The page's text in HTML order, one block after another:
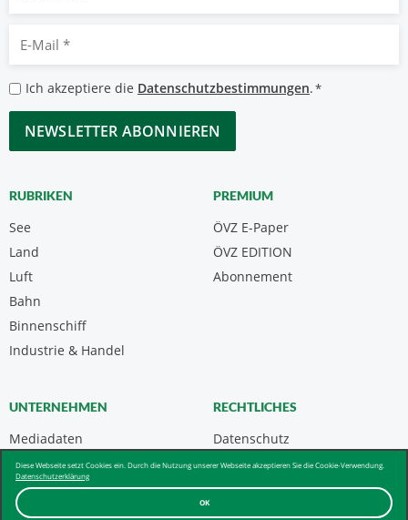
OK
Diese Webseite setzt Cookies ein. Durch die Nutzung unserer Webseite akzeptieren Sie die Cookie-Verwendung.
Datenschutzerklärung
Mail
*
Datenschutzbestimmungen
*
Ich akzeptiere die Datenschutzbestimmungen.*
CAPTCHA
RUBRIKEN
See
Land
Luft
Bahn
Binnenschiff
Industrie & Handel
PREMIUM
ÖVZ E-Paper
Abonnement
ÖVZ EDITION
UNTERNEHMEN
Mediadaten
Kontakt
Über uns & AGB
RECHTLICHES
Datenschutz
Impressum